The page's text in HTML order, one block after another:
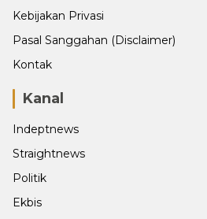
Kebijakan Privasi
Pasal Sanggahan (Disclaimer)
Kontak
Kanal
Indeptnews
Straightnews
Politik
Ekbis